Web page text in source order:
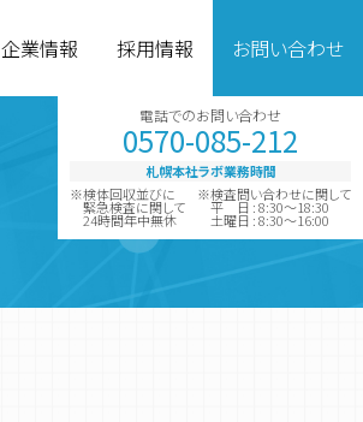
電話でのお問い合わせ
0570-085-212
札幌本社ラボ業務時間
※検体回収並びに
緊急検査に関して
24時間年中無休
※検査問い合わせに関して
平 日 : 8:30～18:30
土曜日 : 8:30～16:00
企業情報 採用情報 お問い合わせ